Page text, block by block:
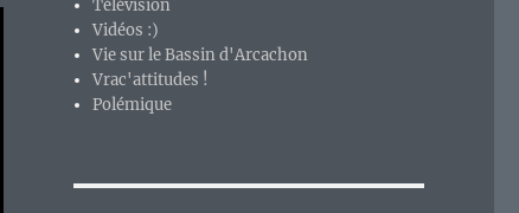
Télévision
Vidéos :)
Vie sur le Bassin d'Arcachon
Vrac'attitudes !
Polémique